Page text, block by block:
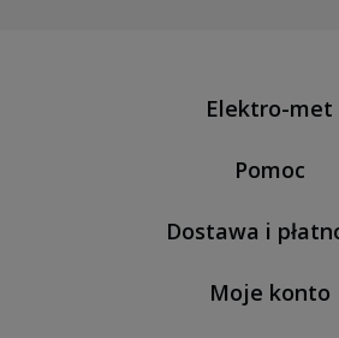
Elektro-met
Pomoc
Dostawa i
Moje konto